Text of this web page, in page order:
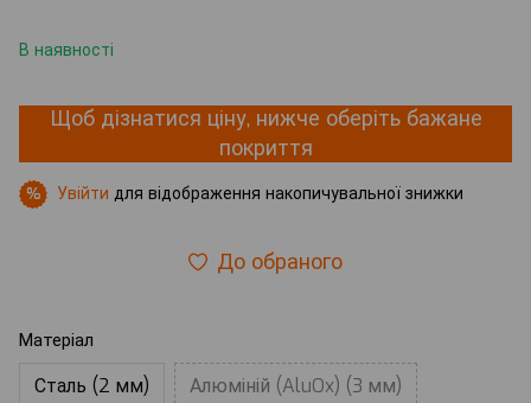
В наявності
Щоб дізнатися ціну, нижче оберіть бажане
покриття
% Увійти для відображення накопичувальної знижки
До обраного
Матеріал
Сталь (2 мм) Алюміній (AluOx) (3 мм)